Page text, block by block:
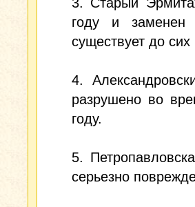
году и
существует до сих
4.
разрушено во
году.
5.
серьезно